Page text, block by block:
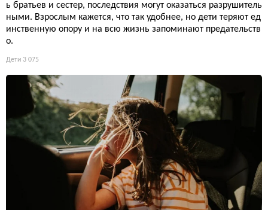
ь братьев и сестер, последствия могут оказаться разрушитель
ными. Взрослым кажется, что так удобнее, но дети теряют ед
инственную опору и на всю жизнь запоминают предательств
о.
Дети 3 075